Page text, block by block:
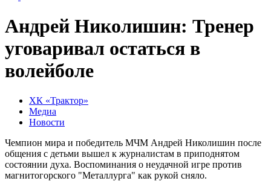
Андрей Николишин: Тренер
уговаривал остаться в
волейболе
ХК «Трактор»
Медиа
Новости
Чемпион мира и победитель МЧМ Андрей Николишин после
общения с детьми вышел к журналистам в приподнятом
состоянии духа. Воспоминания о неудачной игре против
магнитогорского "Металлурга" как рукой сняло.